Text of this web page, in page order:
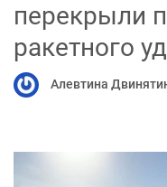
перекрыли
ракетного
Алевтина